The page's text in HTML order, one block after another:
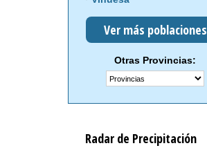
Ver más poblaciones
Otras Provincias:
Radar de Precipitación